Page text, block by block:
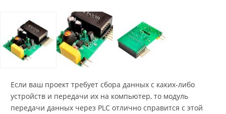
Если ваш проект требует сбора данных с каких-либо
устройств и передачи их на компьютер, то модуль
передачи данных через PLC отлично справится с этой